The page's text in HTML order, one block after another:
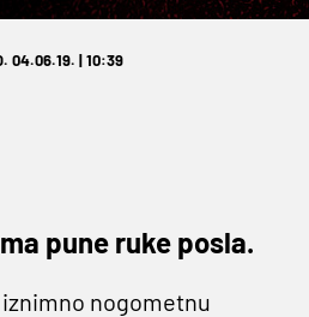
04.06.19. | 10:39
pune ruke posla.
nogometnu